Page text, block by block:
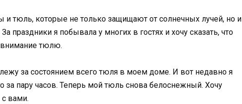
тюль, которые не только защищают от солнечных лучей, но и
праздники я побывала у многих в гостях и хочу сказать, что
внимание тюлю.
за состоянием всего тюля в моем доме. И вот недавно я
за пару часов. Теперь мой тюль снова белоснежный. Хочу
с вами.